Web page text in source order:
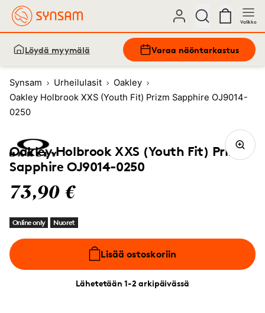
Valikko
Löydä myymälä Varaa näöntarkastus
Synsam Urheilulasit
Oakley
Oakley Holbrook XXS (Youth Fit) Prizm Sapphire OJ9014-
0250
Oakley Holbrook XXS (Youth Fit) Prizm
Sapphire OJ9014-0250
73,90 €
Online only Nuoret
Lisää ostoskoriin
Lähetetään 1-2 arkipäivässä